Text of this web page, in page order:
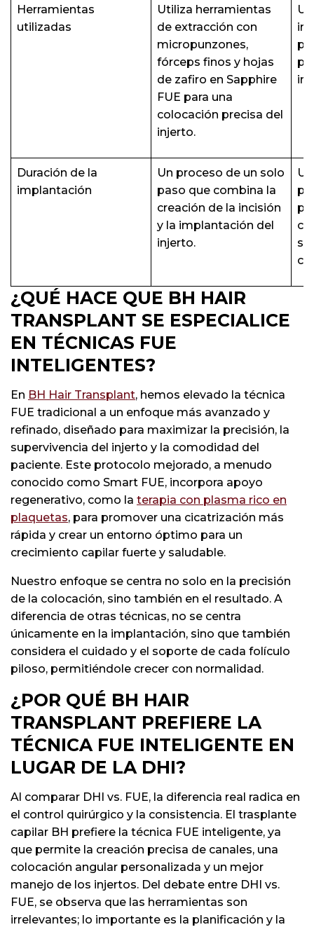
Herramientas
utilizadas
Utiliza herramientas
de extracción con
micropunzones,
fórceps finos y hojas
de zafiro en Sapphire
FUE para una
colocación precisa del
injerto.
Duración de la
implantación
Un proceso de un solo
paso que combina la
creación de la incisión
y la implantación del
injerto.
¿QUÉ HACE QUE BH HAIR
TRANSPLANT SE ESPECIALICE
EN TÉCNICAS FUE
INTELIGENTES?
En BH Hair Transplant, hemos elevado la técnica
FUE tradicional a un enfoque más avanzado y
refinado, diseñado para maximizar la precisión, la
supervivencia del injerto y la comodidad del
paciente. Este protocolo mejorado, a menudo
conocido como Smart FUE, incorpora apoyo
regenerativo, como la terapia con plasma rico en
plaquetas, para promover una cicatrización más
rápida y crear un entorno óptimo para un
crecimiento capilar fuerte y saludable.
Nuestro enfoque se centra no solo en la precisión
de la colocación, sino también en el resultado. A
diferencia de otras técnicas, no se centra
únicamente en la implantación, sino que también
considera el cuidado y el soporte de cada folículo
piloso, permitiéndole crecer con normalidad.
¿POR QUÉ BH HAIR
TRANSPLANT PREFIERE LA
TÉCNICA FUE INTELIGENTE EN
LUGAR DE LA DHI?
Al comparar DHI vs. FUE, la diferencia real radica en
el control quirúrgico y la consistencia. El trasplante
capilar BH prefiere la técnica FUE inteligente, ya
que permite la creación precisa de canales, una
colocación angular personalizada y un mejor
manejo de los injertos. Del debate entre DHI vs.
FUE, se observa que las herramientas son
irrelevantes; lo importante es la planificación y la